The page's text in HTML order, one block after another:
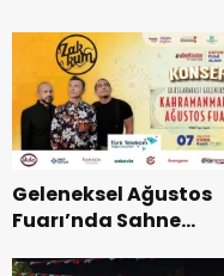
Geleneksel Ağustos
Fuarı’nda Sahne